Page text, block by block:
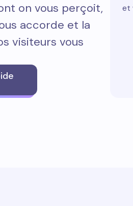
on vous perçoit,
accorde et la
visiteurs vous
et